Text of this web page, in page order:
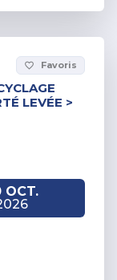
favorite_border Favoris
LEVÉE >
OCT.